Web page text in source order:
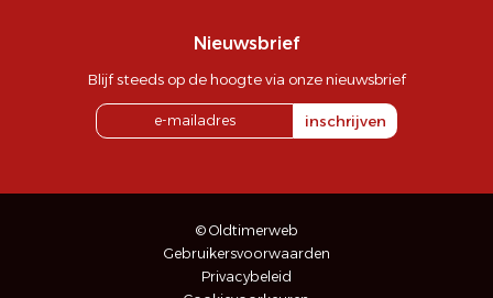
Nieuwsbrief
Blijf steeds op de hoogte via onze nieuwsbrief
inschrijven
© Oldtimerweb
Gebruikersvoorwaarden
Privacybeleid